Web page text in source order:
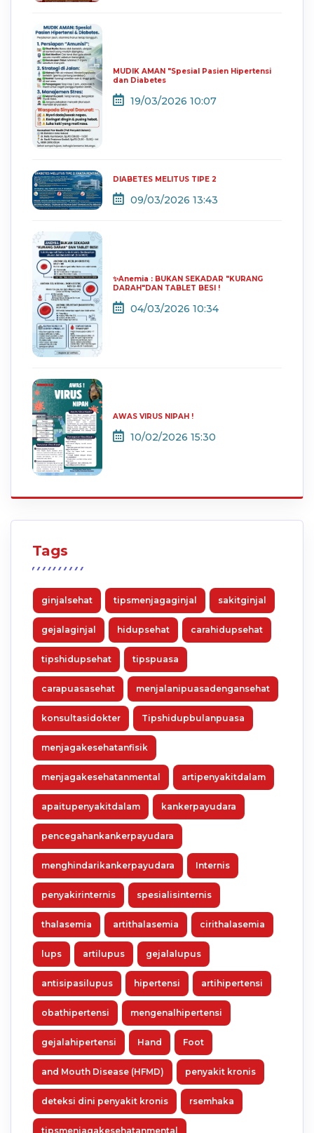
MUDIK AMAN "Spesial Pasien Hipertensi
dan Diabetes
19/03/2026 10:07
DIABETES MELITUS TIPE 2
09/03/2026 13:43
✨Anemia : BUKAN SEKADAR "KURANG
DARAH"DAN TABLET BESI !
04/03/2026 10:34
AWAS VIRUS NIPAH !
10/02/2026 15:30
Tags
ginjalsehat tipsmenjagaginjal sakitginjal
gejalaginjal hidupsehat carahidupsehat
tipshidupsehat tipspuasa
carapuasasehat menjalanipuasadengansehat
konsultasidokter Tipshidupbulanpuasa
menjagakesehatanfisik
menjagakesehatanmental artipenyakitdalam
apaitupenyakitdalam kankerpayudara
pencegahankankerpayudara
menghindarikankerpayudara Internis
penyakirinternis spesialisinternis
thalasemia artithalasemia cirithalasemia
lups artilupus gejalalupus
antisipasilupus hipertensi artihipertensi
obathipertensi mengenalhipertensi
gejalahipertensi Hand Foot
and Mouth Disease (HFMD) penyakit kronis
deteksi dini penyakit kronis rsemhaka
tipsmenjagakesehatanmental